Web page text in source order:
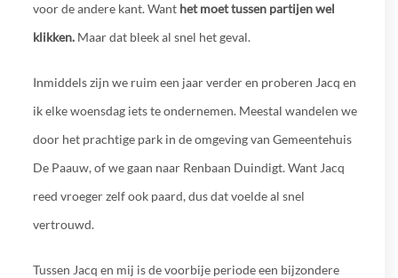
voor de andere kant. Want het moet tussen partijen wel
klikken. Maar dat bleek al snel het geval.
Inmiddels zijn we ruim een jaar verder en proberen Jacq en
ik elke woensdag iets te ondernemen. Meestal wandelen we
door het prachtige park in de omgeving van Gemeentehuis
De Paauw, of we gaan naar Renbaan Duindigt. Want Jacq
reed vroeger zelf ook paard, dus dat voelde al snel
vertrouwd.
Tussen Jacq en mij is de voorbije periode een bijzondere